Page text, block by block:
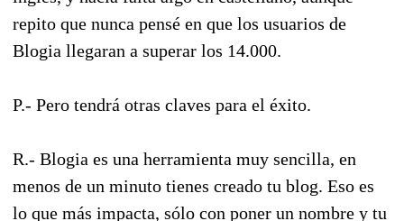
repito que nunca pensé en que los usuarios de
Blogia llegaran a superar los 14.000.
P.- Pero tendrá otras claves para el éxito.
R.- Blogia es una herramienta muy sencilla, en
menos de un minuto tienes creado tu blog. Eso es
lo que más impacta, sólo con poner un nombre y tu